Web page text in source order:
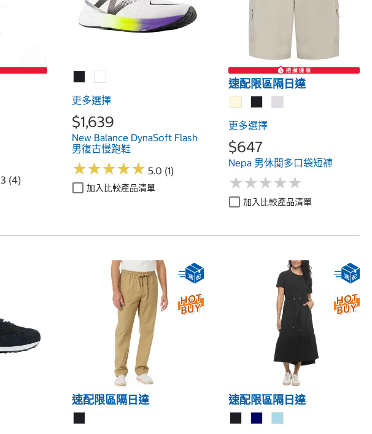
(4)
更多選擇
$1,639
New Balance DynaSoft Flash
男復古慢跑鞋
★★★★★
★★★★★ 5.0 (1)
加入比較產品清單
速配限區隔日達
更多選擇
$647
Nepa 男休閒多口袋短褲
★★★★★
★★★★★
加入比較產品清單
速配限區隔日達 速配限區隔日達